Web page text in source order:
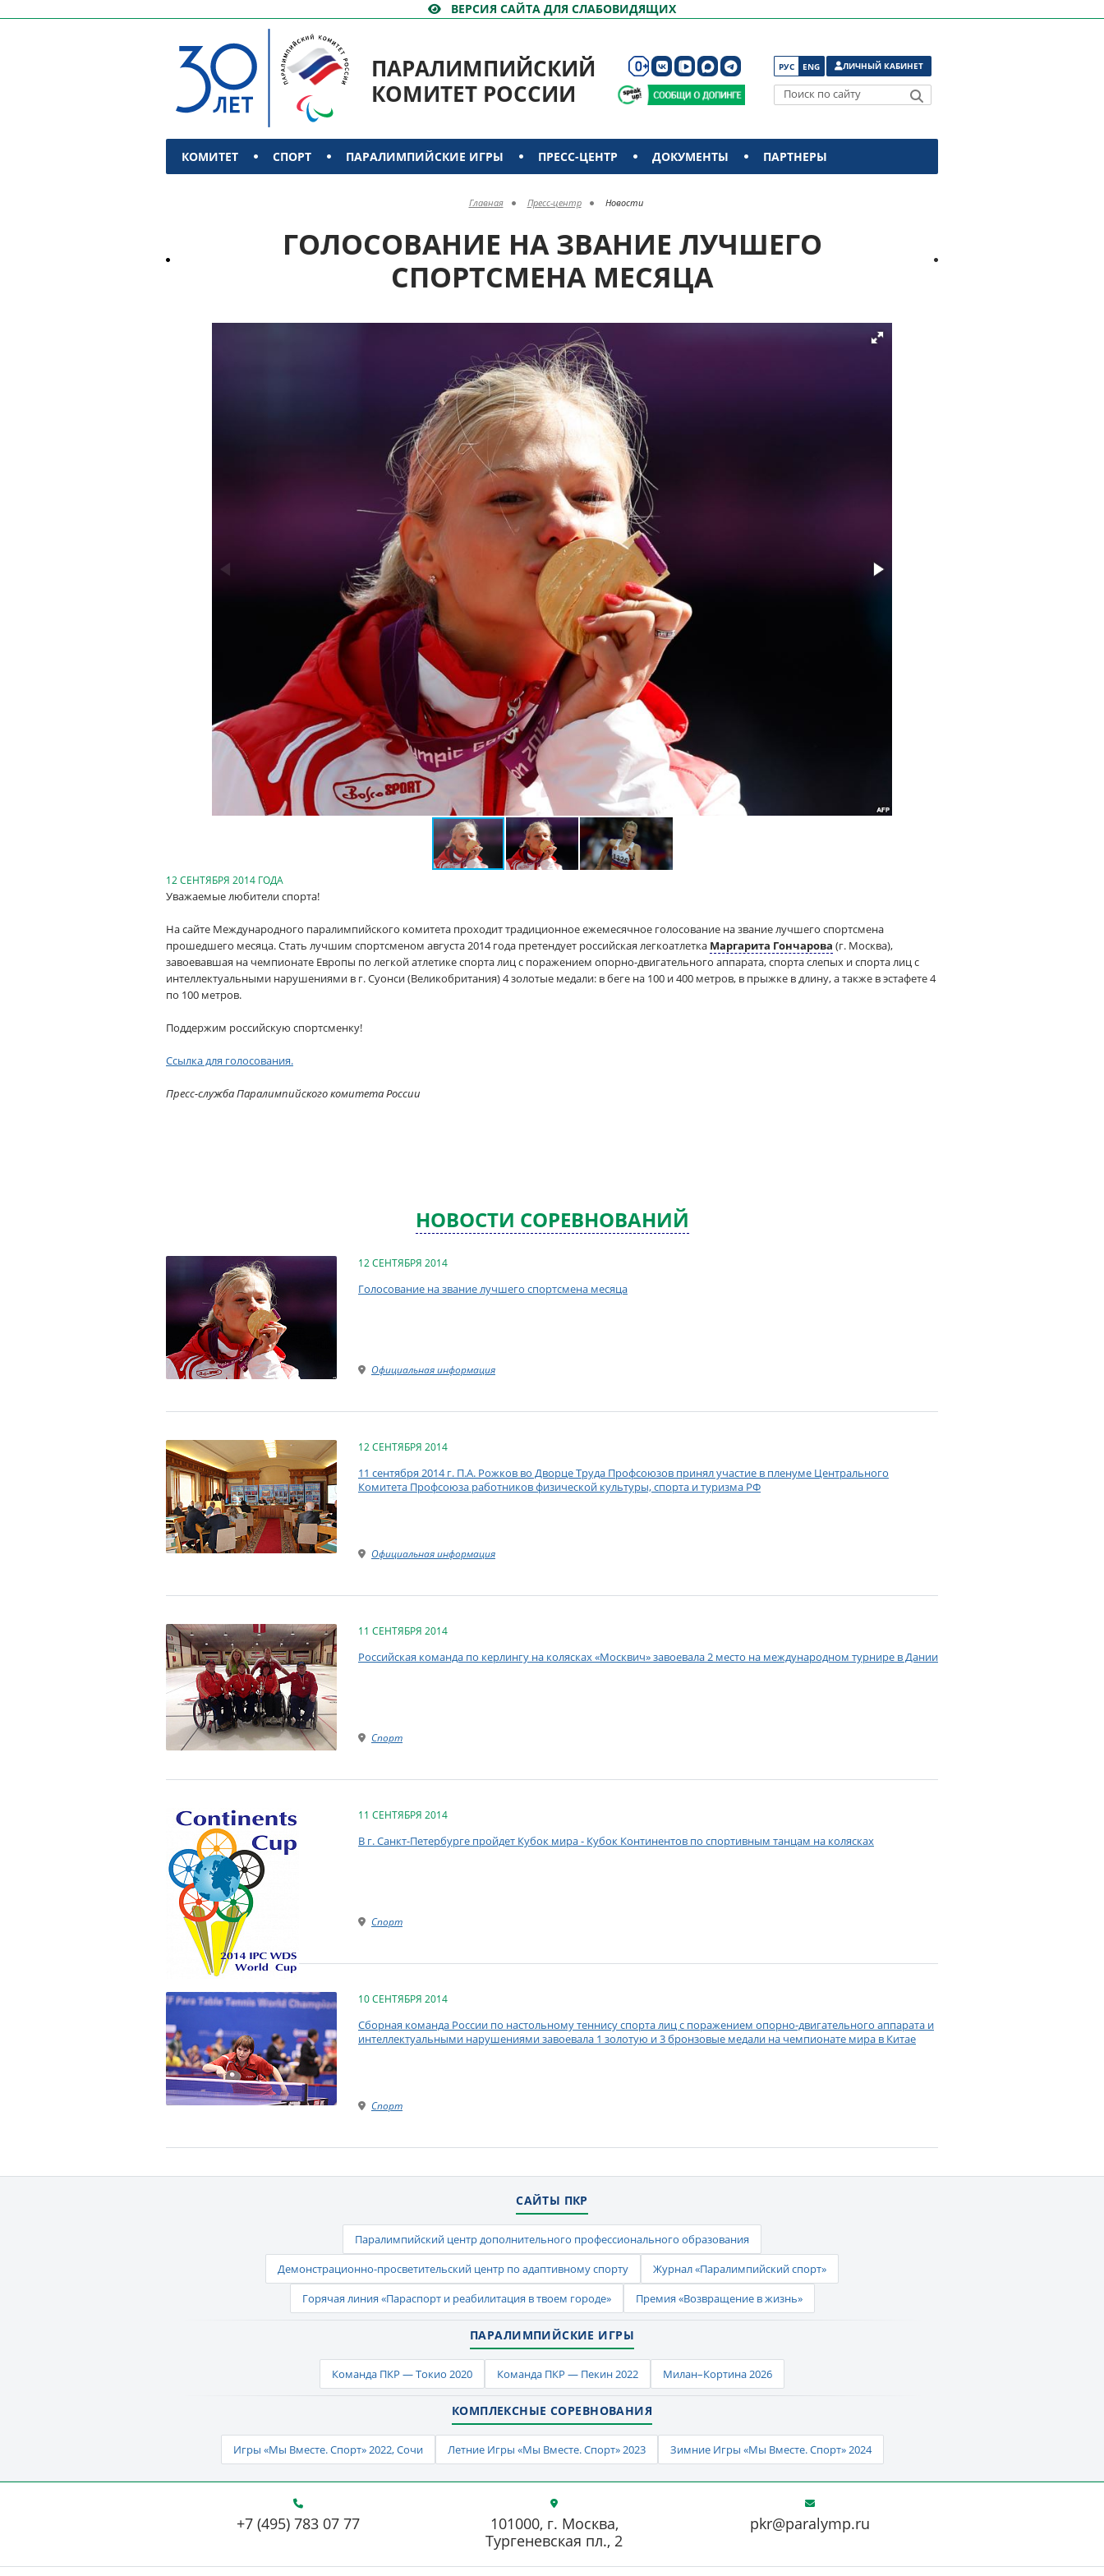
ВЕРСИЯ САЙТА ДЛЯ СЛАБОВИДЯЩИХ
ПАРАЛИМПИЙСКИЙ
КОМИТЕТ РОССИИ
РУС ENG ЛИЧНЫЙ КАБИНЕТ
Поиск по сайту
КОМИТЕТ СПОРТ ПАРАЛИМПИЙСКИЕ ИГРЫ ПРЕСС-ЦЕНТР ДОКУМЕНТЫ ПАРТНЕРЫ
Главная Пресс-центр Новости
ГОЛОСОВАНИЕ НА ЗВАНИЕ ЛУЧШЕГО
СПОРТСМЕНА МЕСЯЦА
12 СЕНТЯБРЯ 2014 ГОДА
Уважаемые любители спорта!
На сайте Международного паралимпийского комитета проходит традиционное ежемесячное голосование на звание лучшего спортсмена
прошедшего месяца. Стать лучшим спортсменом августа 2014 года претендует российская легкоатлетка Маргарита Гончарова (г. Москва),
завоевавшая на чемпионате Европы по легкой атлетике спорта лиц с поражением опорно-двигательного аппарата, спорта слепых и спорта лиц с
интеллектуальными нарушениями в г. Суонси (Великобритания) 4 золотые медали: в беге на 100 и 400 метров, в прыжке в длину, а также в эстафете 4
по 100 метров.
Поддержим российскую спортсменку!
Ссылка для голосования.
Пресс-служба Паралимпийского комитета России
НОВОСТИ СОРЕВНОВАНИЙ
12 СЕНТЯБРЯ 2014
Голосование на звание лучшего спортсмена месяца
Официальная информация
12 СЕНТЯБРЯ 2014
11 сентября 2014 г. П.А. Рожков во Дворце Труда Профсоюзов принял участие в пленуме Центрального
Комитета Профсоюза работников физической культуры, спорта и туризма РФ
Официальная информация
11 СЕНТЯБРЯ 2014
Российская команда по керлингу на колясках «Москвич» завоевала 2 место на международном турнире в Дании
Спорт
11 СЕНТЯБРЯ 2014
В г. Санкт-Петербурге пройдет Кубок мира - Кубок Континентов по спортивным танцам на колясках
Спорт
10 СЕНТЯБРЯ 2014
Сборная команда России по настольному теннису спорта лиц с поражением опорно-двигательного аппарата и
интеллектуальными нарушениями завоевала 1 золотую и 3 бронзовые медали на чемпионате мира в Китае
Спорт
САЙТЫ ПКР
Паралимпийский центр дополнительного профессионального образования
Демонстрационно-просветительский центр по адаптивному спорту
Журнал «Паралимпийский спорт»
Горячая линия «Параспорт и реабилитация в твоем городе»
Премия «Возвращение в жизнь»
ПАРАЛИМПИЙСКИЕ ИГРЫ
Команда ПКР — Токио 2020 Команда ПКР — Пекин 2022 Милан–Кортина 2026
КОМПЛЕКСНЫЕ СОРЕВНОВАНИЯ
Игры «Мы Вместе. Спорт» 2022, Сочи Летние Игры «Мы Вместе. Спорт» 2023 Зимние Игры «Мы Вместе. Спорт» 2024
+7 (495) 783 07 77 pkr@paralymp.ru
101000, г. Москва,
Тургеневская пл., 2